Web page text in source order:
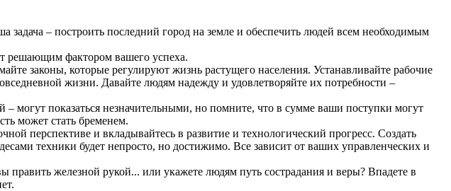
задача – построить последний город на земле и обеспечить людей всем необходимым
решающим фактором вашего успеха.
законы, которые регулируют жизнь растущего населения. Устанавливайте рабочие
жизни. Давайте людям надежду и удовлетворяйте их потребности –
показаться незначительными, но помните, что в сумме ваши поступки могут
может стать бременем.
перспективе и вкладывайтесь в развитие и технологический прогресс. Создать
техники будет непросто, но достижимо. Все зависит от ваших управленческих и
править железной рукой... или укажете людям путь сострадания и веры? Впадете в